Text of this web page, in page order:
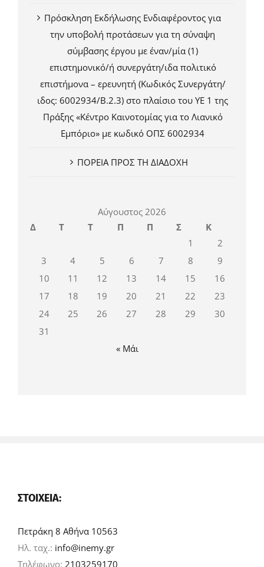
Πρόσκληση Εκδήλωσης Ενδιαφέροντος για
την υποβολή προτάσεων για τη σύναψη
σύμβασης έργου με έναν/μία (1)
επιστημονικό/ή συνεργάτη/ιδα πολιτικό
επιστήμονα – ερευνητή (Κωδικός Συνεργάτη/
ιδος: 6002934/Β.2.3) στο πλαίσιο του ΥΕ 1 της
Πράξης «Κέντρο Καινοτομίας για το Λιανικό
Εμπόριο» με κωδικό ΟΠΣ 6002934
ΠΟΡΕΙΑ ΠΡΟΣ ΤΗ ΔΙΑΔΟΧΗ
Αύγουστος 2026
Δ
Τ Τ Π Π Σ
Κ
1
2
3
4 5 6 7 8
9
10
11 12 13 14 15
16
17
18 19 20 21 22
23
24
25 26 27 28 29
30
31
« Μάι
ΣΤΟΙΧΕΊΑ:
Πετράκη 8 Αθήνα 10563
Ηλ. ταχ.: info@inemy.gr
Τηλέφωνο: 2103259170